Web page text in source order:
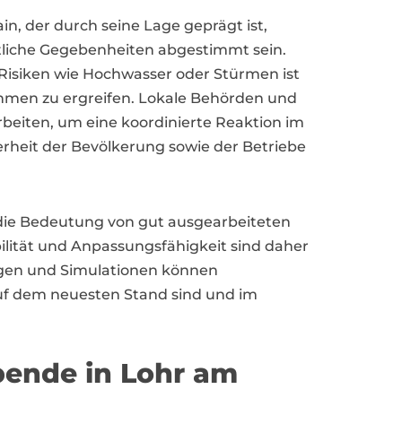
der durch seine Lage geprägt ist,
Gegebenheiten abgestimmt sein.
wie Hochwasser oder Stürmen ist
zu ergreifen. Lokale Behörden und
um eine koordinierte Reaktion im
der Bevölkerung sowie der Betriebe
Bedeutung von gut ausgearbeiteten
und Anpassungsfähigkeit sind daher
und Simulationen können
dem neuesten Stand sind und im
in Lohr am